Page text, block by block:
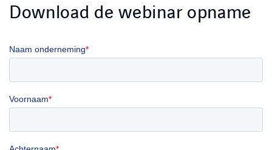
Download de webinar opname